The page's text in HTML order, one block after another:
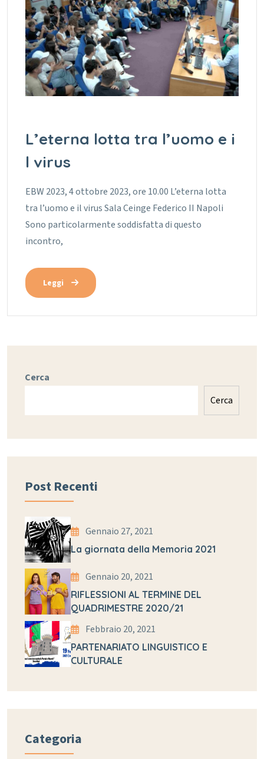
L’eterna lotta tra l’uomo e i
l virus
EBW 2023, 4 ottobre 2023, ore 10.00 L’eterna lotta
tra l’uomo e il virus Sala Ceinge Federico II Napoli
Sono particolarmente soddisfatta di questo
incontro,
Leggi
Cerca
Cerca
Post Recenti
Gennaio 27, 2021
La giornata della Memoria 2021
Gennaio 20, 2021
RIFLESSIONI AL TERMINE DEL
QUADRIMESTRE 2020/21
Febbraio 20, 2021
PARTENARIATO LINGUISTICO E
CULTURALE
Categoria